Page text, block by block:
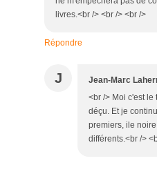
livres.<br /> <br /> <br />
Répondre
J Jean-Marc
<br /> Moi c'est le
déçu. Et je
premiers, ile
différents.<br />